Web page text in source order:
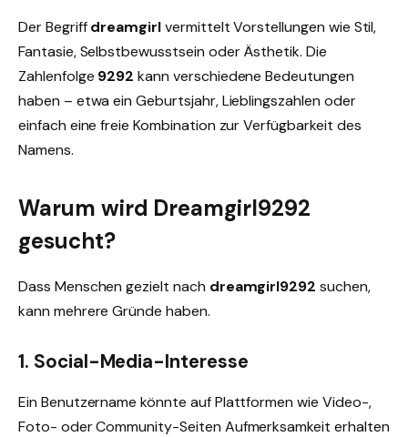
Der Begriffdreamgirlvermittelt Vorstellungen wie Stil,
Fantasie, Selbstbewusstsein oder Ästhetik. Die
Zahlenfolge 9292 kann verschiedene Bedeutungen
haben – etwa ein Geburtsjahr, Lieblingszahlen oder
einfach eine freie Kombination zur Verfügbarkeit des
Namens.
Warum wird Dreamgirl9292
gesucht?
Dass Menschen gezielt nach dreamgirl9292 suchen,
kann mehrere Gründe haben.
1. Social-Media-Interesse
Ein Benutzername könnte auf Plattformen wie Video-,
Foto- oder Community-Seiten Aufmerksamkeit erhalten